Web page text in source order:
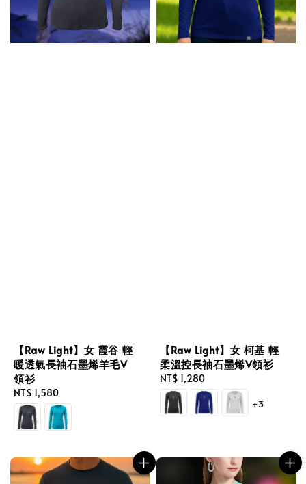
【Raw Light】女 霞谷 輕
暖透氣長袖石墨烯羊毛V
領衫
Regular
price
NT$ 1,580
【Raw Light】女 柯基 輕
柔溫控長袖石墨烯V領衫
Regular
price
NT$ 1,280
+3